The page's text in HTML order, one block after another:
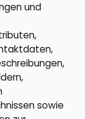
und
sowie